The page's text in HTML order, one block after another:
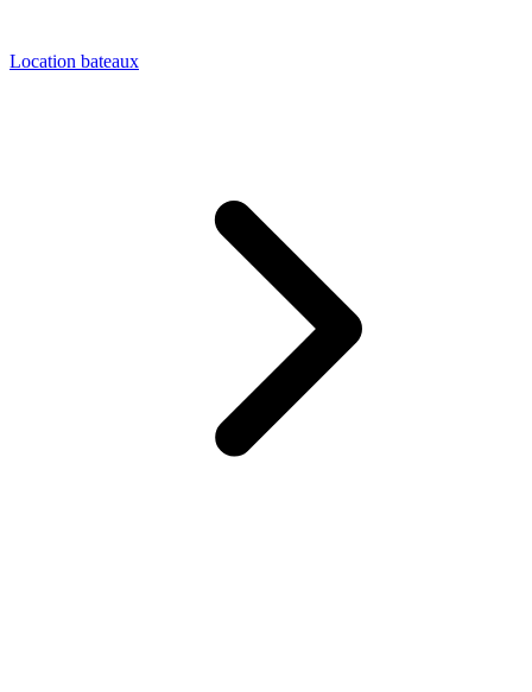
Location bateaux